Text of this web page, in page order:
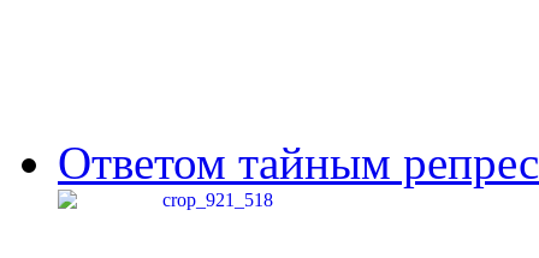
Ответом тайным